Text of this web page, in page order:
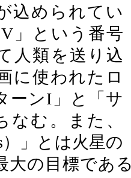
込められてい
」という番号
人類を送り込
に使われたロ
ーンI」と「サ
なむ。また、
）」とは火星の
大の目標であ